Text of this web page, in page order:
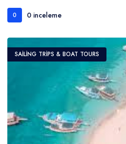
0 0 inceleme
SAILING TRIPS & BOAT TOURS